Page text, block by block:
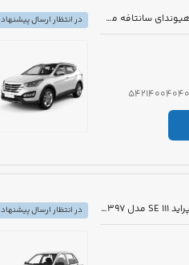
مزایده دولتی خودرو هیوندای سانتافه مدل 2016
در انتظار ارسال پیشنهاد
مزایده دولتی خودرو پراید 111 SE مدل 1397 رنگ سفید روغنی
در انتظار ارسال پیشنهاد